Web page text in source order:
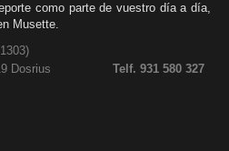
como parte de vuestro día a día,
Musette.
)
Dosrius Telf. 931 580 327